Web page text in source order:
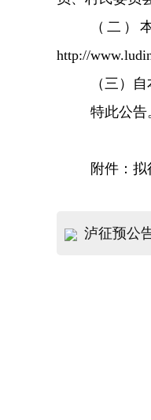
（二）
http://
（三）
特此公告
附件：拟
泸征预公